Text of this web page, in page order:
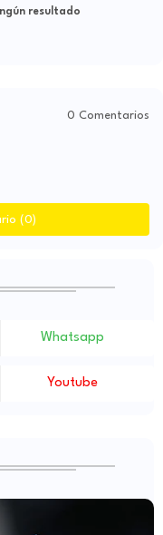
resultado
0 Comentarios
(0)
Whatsapp
Youtube